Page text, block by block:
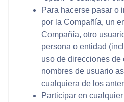
Para hacerse pasar o
por la Compañía, un
Compañía, otro
persona o entidad
uso de direcciones de
nombres de usuario
cualquiera de los
Participar en